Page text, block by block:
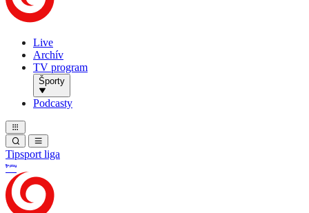
Live
Archív
TV program
Športy
Podcasty
Tipsport liga